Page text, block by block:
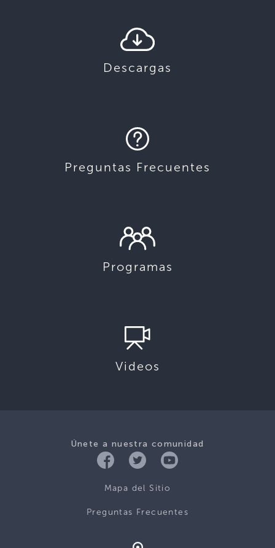
Descargas
Preguntas Frecuentes
Programas
Videos
Únete a nuestra comunidad
Mapa del Sitio
Preguntas Frecuentes